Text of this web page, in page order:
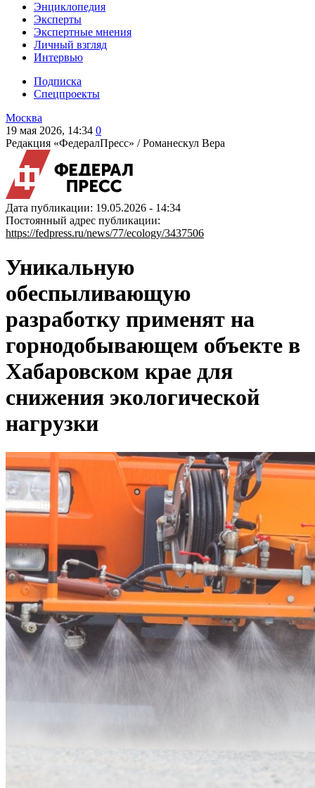
Энциклопедия
Эксперты
Экспертные мнения
Личный взгляд
Интервью
Подписка
Спецпроекты
Москва
19 мая 2026, 14:34 0
Редакция «ФедералПресс» /Романескул Вера
Дата публикации: 19.05.2026 - 14:34
Постоянный адрес публикации:
https://fedpress.ru/news/77/ecology/3437506
Уникальную
обеспыливающую
разработку применят на
горнодобывающем объекте в
Хабаровском крае для
снижения экологической
нагрузки